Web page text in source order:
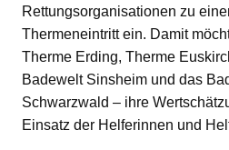
Rettungsorganisationen zu
Thermeneintritt ein. Damit
Therme Erding, Therme
Badewelt Sinsheim und das
Schwarzwald – ihre
Einsatz der Helferinnen und